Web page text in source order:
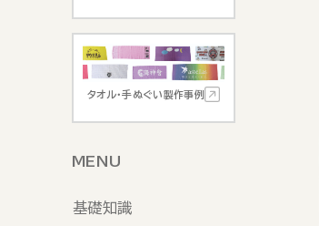
タオル・手ぬぐい製作事例
MENU
基礎知識